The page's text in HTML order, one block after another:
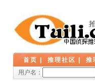
首页 推理社区 推
用户名：